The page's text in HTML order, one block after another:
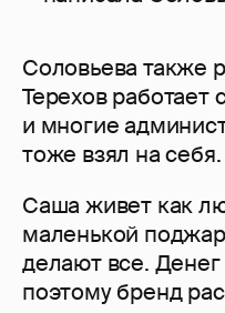
Соловьева также
Терехов
и многие
тоже взял на себя.
Саша живет как
маленькой
делают все. Денег
поэтому бренд